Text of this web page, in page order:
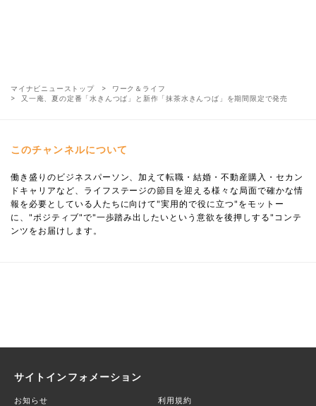
マイナビニューストップ
ワーク＆ライフ
又一庵、夏の定番「水きんつば」と新作「抹茶水きんつば」を期間限定で発売
このチャンネルについて
働き盛りのビジネスパーソン、加えて転職・結婚・不動産購入・セカン
ドキャリアなど、ライフステージの節目を迎える様々な局面で確かな情
報を必要としている人たちに向けて"実用的で役に立つ"をモットー
に、"ポジティブ"で"一歩踏み出したいという意欲を後押しする"コンテ
ンツをお届けします。
サイトインフォメーション
お知らせ 利用規約